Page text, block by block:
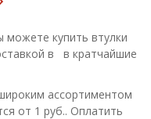
можете купить втулки
в в кратчайшие
ассортиментом
от 1 руб.. Оплатить